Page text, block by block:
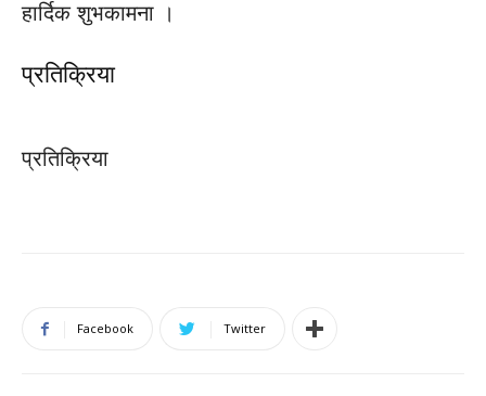
हार्दिक शुभकामना ।
प्रतिक्रिया
प्रतिक्रिया
Facebook Twitter